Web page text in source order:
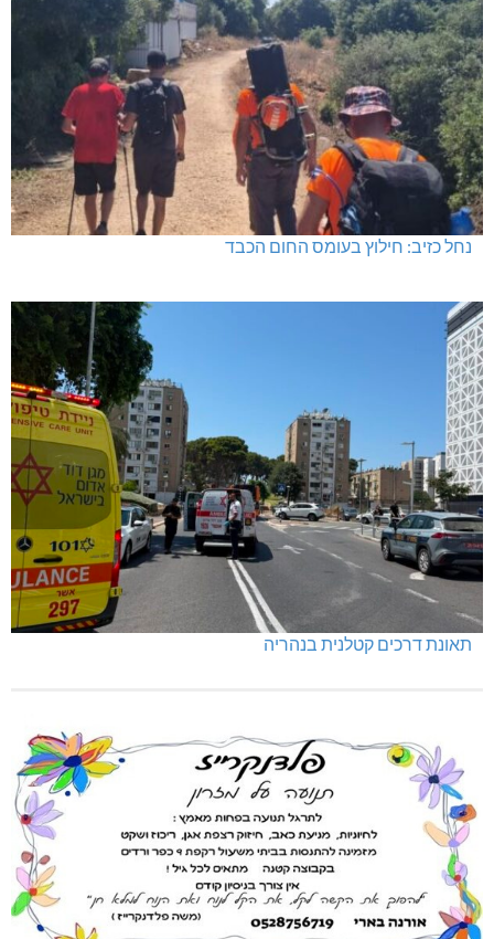
נחל כזיב: חילוץ בעומס החום הכבד
תאונת דרכים קטלנית בנהריה